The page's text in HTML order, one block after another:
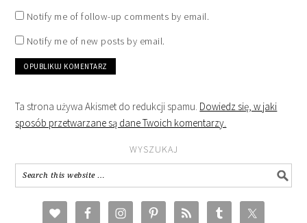
Notify me of follow-up comments by email.
Notify me of new posts by email.
Ta strona używa Akismet do redukcji spamu. Dowiedz się, w jaki
sposób przetwarzane są dane Twoich komentarzy.
WYSZUKAJ